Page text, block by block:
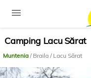
menu
Camping Lacu Sărat
Muntenia/ Braila / Lacu Sărat